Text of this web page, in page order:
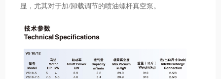
显，尤其对于加/卸载调节的喷油螺杆真空泵。